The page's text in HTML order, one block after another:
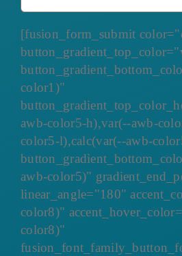
[fusion_form_submit
color1)"
awb-color5-h),var(--awb-
color5-l),calc(var(--awb-
awb-color5)"
linear_angle="180"
color8)"
color8)"